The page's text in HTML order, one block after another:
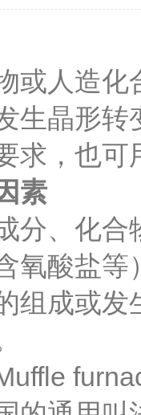
或人造
生晶形
求，也
素
分、化
氧酸盐
组成或